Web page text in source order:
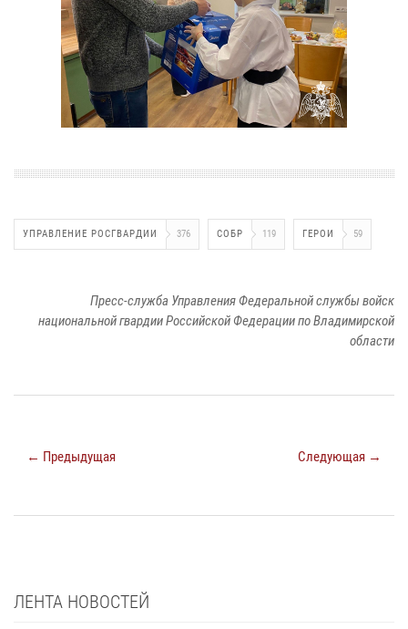
УПРАВЛЕНИЕ РОСГВАРДИИ 376 СОБР 119 ГЕРОИ 59
Пресс-служба Управления Федеральной службы войск
национальной гвардии Российской Федерации по Владимирской
области
← Предыдущая Следующая →
ЛЕНТА НОВОСТЕЙ